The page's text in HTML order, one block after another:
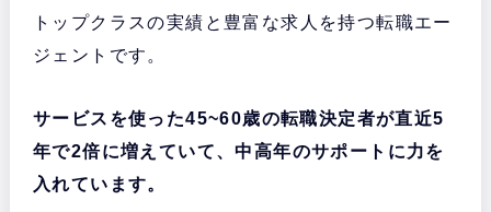
トップクラスの実績と豊富な求人を持つ転職エー
ジェントです。
サービスを使った45~60歳の転職決定者が直近5
年で2倍に増えていて、中高年のサポートに力を
入れています。